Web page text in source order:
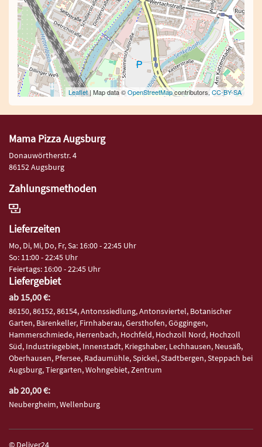
Leaflet| Map data ©OpenStreetMapcontributors,CC-BY-SA
Mama Pizza Augsburg
Donauwörtherstr. 4
86152 Augsburg
Zahlungsmethoden
Lieferzeiten
Mo, Di, Mi, Do, Fr, Sa: 16:00 - 22:45 Uhr
So: 11:00 - 22:45 Uhr
Feiertags: 16:00 - 22:45 Uhr
Liefergebiet
ab 15,00 €:
86150, 86152, 86154, Antonssiedlung, Antonsviertel, Botanischer
Garten, Bärenkeller, Firnhaberau, Gersthofen, Göggingen,
Hammerschmiede, Herrenbach, Hochfeld, Hochzoll Nord, Hochzoll
Süd, Industriegebiet, Innenstadt, Kriegshaber, Lechhausen, Neusäß,
Oberhausen, Pfersee, Radaumühle, Spickel, Stadtbergen, Steppach bei
Augsburg, Tiergarten, Wohngebiet, Zentrum
ab 20,00 €:
Neubergheim, Wellenburg
© Deliver24